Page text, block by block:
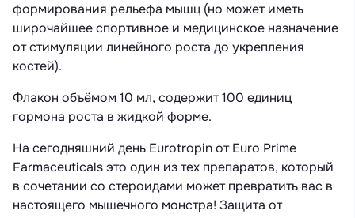
формирования рельефа мышц (но может иметь
широчайшее спортивное и медицинское назначение
от стимуляции линейного роста до укрепления
костей).
Флакон объёмом 10 мл, содержит 100 единиц
гормона роста в жидкой форме.
На сегодняшний день Eurotropin от Euro Prime
Farmaceuticals это один из тех препаратов, который
в сочетании со стероидами может превратить вас в
настоящего мышечного монстра! Защита от